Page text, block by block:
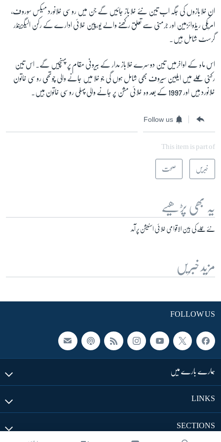
زبان
ان خلابازوں کی جگہ اب تین نئے خلاباز جائیں گے جن میں روسی خلانورد میکس سوروف،
امریکی ریڈوائزمین اور جرمنی سے تعلق رکھنے والے یورپین خلائی ادارے کے رکن الیگزینڈر
گرسٹ شامل ہیں۔
اس ماہ کے اواخرمیں تین دوسرے خلاباز مدار کے بیرونی مقام پر پہنچیں گے۔ اس تین
رکنی عملے میں ایلین سیروف بھی شامل ہوں گی جو خلا میں جانے والی چوتھی روسی خاتون
خلانورد ہیں اور 1997 کے بعد وہ خلائی مشن پر جانے والی پہلی روسی خاتون ہیں۔
Follow us
This item is part of
خبریں صحت
یہ بھی پڑھیے
نئے عملے کی بین الاقوامی خلائی اسٹیشن پر آمد
مزید خبریں
FOLLOW US
ہمارے بارے میں
LINKS
SECTIONS